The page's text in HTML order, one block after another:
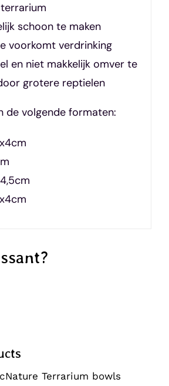
schoon te maken
voorkomt verdrinking
en niet makkelijk omver te
grotere reptielen
de volgende formaten:
DETAILS